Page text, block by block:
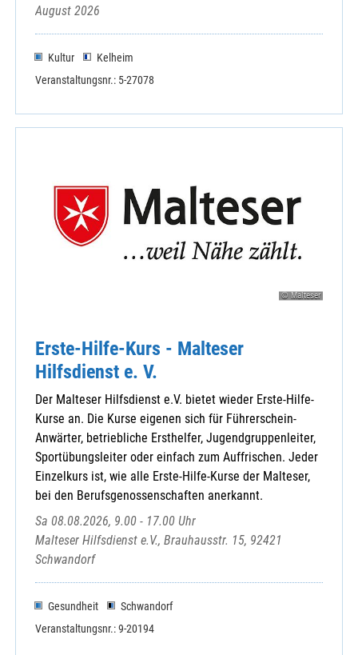
August 2026
Kultur
Kelheim
Veranstaltungsnr.: 5-27078
© Malteser
Erste-Hilfe-Kurs - Malteser
Hilfsdienst e. V.
Der Malteser Hilfsdienst e.V. bietet wieder Erste-Hilfe-
Kurse an. Die Kurse eigenen sich für Führerschein-
Anwärter, betriebliche Ersthelfer, Jugendgruppenleiter,
Sportübungsleiter oder einfach zum Auffrischen. Jeder
Einzelkurs ist, wie alle Erste-Hilfe-Kurse der Malteser,
bei den Berufsgenossenschaften anerkannt.
Sa 08.08.2026, 9.00 - 17.00 Uhr
Malteser Hilfsdienst e.V., Brauhausstr. 15, 92421
Schwandorf
Gesundheit
Schwandorf
Veranstaltungsnr.: 9-20194